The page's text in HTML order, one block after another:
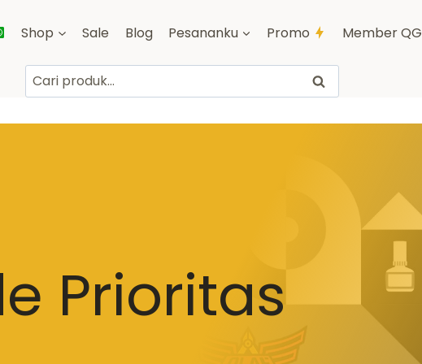
Shop Sale Blog Pesananku Promo Member QG
Pencarian
untuk:
Cari
Prioritas